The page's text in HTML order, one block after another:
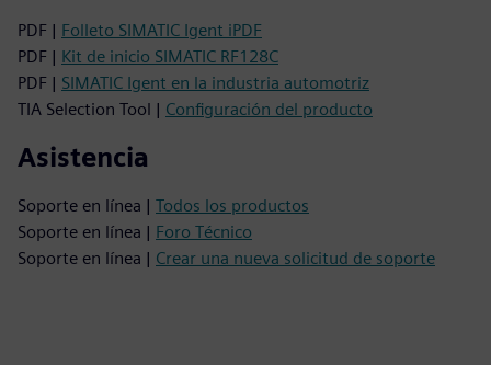
PDF | Folleto SIMATIC Igent iPDF
PDF | Kit de inicio SIMATIC RF128C
PDF | SIMATIC Igent en la industria automotriz
TIA Selection Tool | Configuración del producto
Asistencia
Soporte en línea | Todos los productos
Soporte en línea | Foro Técnico
Soporte en línea | Crear una nueva solicitud de soporte